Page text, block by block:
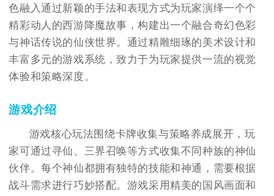
色融入通过新颖的手法和表现方式为玩家演绎一个个
精彩动人的西游降魔故事，构建出一个融合奇幻色彩
与神话传说的仙侠世界。通过精雕细琢的美术设计和
丰富多元的游戏系统，致力于为玩家提供一流的视觉
体验和策略深度。
游戏介绍
游戏核心玩法围绕卡牌收集与策略养成展开，玩
家可通过寻仙、三界召唤等方式收集不同种族的神仙
伙伴。每个神仙都拥有独特的技能和神通，需要根据
战斗需求进行巧妙搭配。游戏采用精美的国风画面和